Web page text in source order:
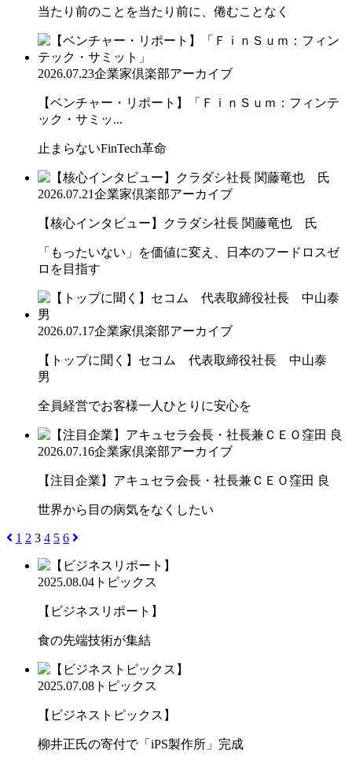
当たり前のことを当たり前に、倦むことなく
2026.07.23企業家倶楽部アーカイブ
【ベンチャー・リポート】「ＦｉｎＳｕｍ：フィンテ
ック・サミッ...
止まらないFinTech革命
2026.07.21企業家倶楽部アーカイブ
【核心インタビュー】クラダシ社長 関藤竜也 氏
「もったいない」を価値に変え、日本のフードロスゼ
ロを目指す
2026.07.17企業家倶楽部アーカイブ
【トップに聞く】セコム 代表取締役社長 中山泰
男
全員経営でお客様一人ひとりに安心を
2026.07.16企業家倶楽部アーカイブ
【注目企業】アキュセラ会長・社長兼ＣＥＯ窪田 良
世界から目の病気をなくしたい
1 2 3 4 5 6
2025.08.04 トピックス
【ビジネスリポート】
食の先端技術が集結
2025.07.08 トピックス
【ビジネストピックス】
柳井正氏の寄付で「iPS製作所」完成